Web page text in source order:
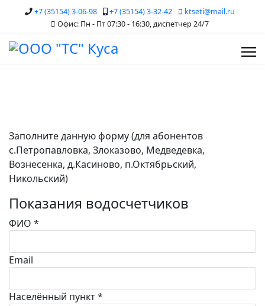
+7 (35154) 3-06-98 +7 (35154) 3-32-42
ktseti@mail.ru
Офис: Пн - Пт 07:30 - 16:30, диспетчер 24/7
Заполните данную форму (для абонентов
с.Петропавловка, Злоказово, Медведевка,
Вознесенка, д.Касиново, п.Октябрьский,
Никольский)
Показания водосчетчиков
ФИО *
Email
Населённый пункт*